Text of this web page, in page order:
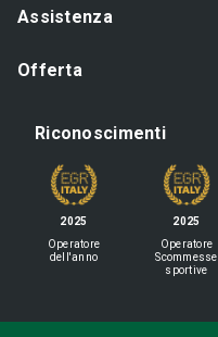
Assistenza
Offerta
Riconoscimenti
2025
Operatore
dell'anno
2025
Operatore
Scommesse
sportive